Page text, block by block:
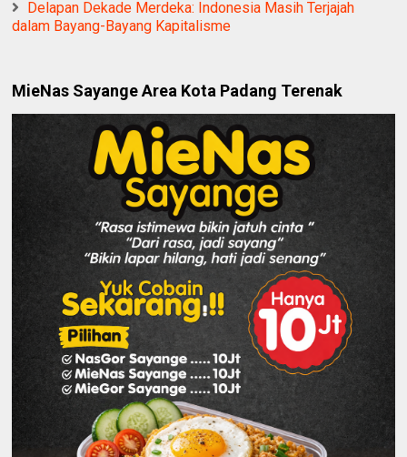
Delapan Dekade Merdeka: Indonesia Masih Terjajah
dalam Bayang-Bayang Kapitalisme
MieNas Sayange Area Kota Padang Terenak